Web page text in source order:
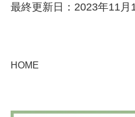
最終更新日：2023年11月
HOME